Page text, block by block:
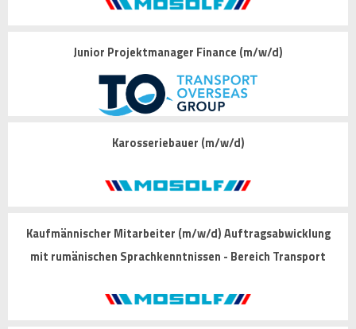
Junior Projektmanager Finance (m/w/d)
Karosseriebauer (m/w/d)
Kaufmännischer Mitarbeiter (m/w/d) Auftragsabwicklung
mit rumänischen Sprachkenntnissen - Bereich Transport